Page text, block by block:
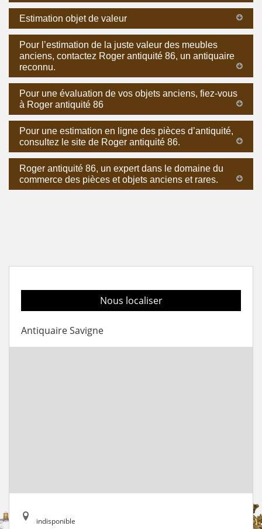
Estimation objet de valeur
Pour l’estimation de la juste valeur des meubles
anciens, contactez Roger antiquité 86, un antiquaire
reconnu.
Pour une évaluation de vos objets anciens, fiez-vous
à Roger antiquité 86
Pour une estimation en ligne des pièces d’antiquité,
consultez le site de Roger antiquité 86.
Roger antiquité 86, un expert dans le domaine du
commerce des pièces et objets anciens et rares.
Nous localiser
Antiquaire Savigne
indisponible